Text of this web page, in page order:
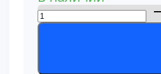
Количество
товара
топливный